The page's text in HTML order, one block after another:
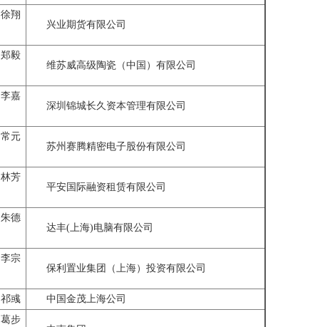
徐翔
兴业期货有限公司
郑毅
维苏威高级陶瓷（中国）有限公司
李嘉
深圳锦城长久资本管理有限公司
常元
苏州赛腾精密电子股份有限公司
林芳
平安国际融资租赁有限公司
朱德
达丰(上海)电脑有限公司
李宗
保利置业集团（上海）投资有限公司
祁彧 中国金茂上海公司
葛步